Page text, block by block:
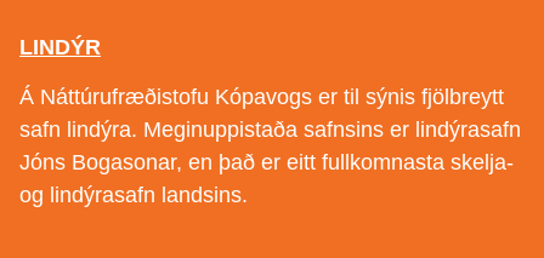
LINDÝR
Á Náttúrufræðistofu Kópavogs er til sýnis fjölbreytt
safn lindýra. Meginuppistaða safnsins er lindýrasafn
Jóns Bogasonar, en það er eitt fullkomnasta skelja-
og lindýrasafn landsins.